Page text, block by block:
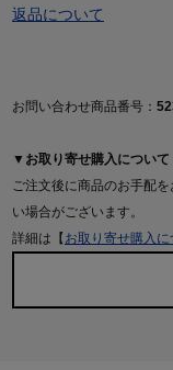
返品について
お問い合わせ商品番号：
▼お取り寄せ購入について
ご注文後に商品のお手配
い場合がございます。
詳細は【 お取り寄せ購入に